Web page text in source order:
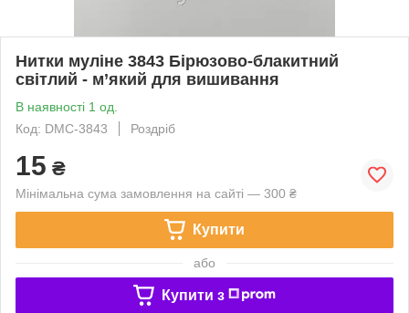
Нитки муліне 3843 Бірюзово-блакитний
світлий - м’який для вишивання
В наявності 1 од.
Код: DMC-3843
Роздріб
15 ₴
Мінімальна сума замовлення на сайті — 300 ₴
Купити
або
Купити з